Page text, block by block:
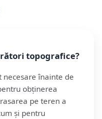
topografice?
înainte de
obținerea
pe teren a
și pentru